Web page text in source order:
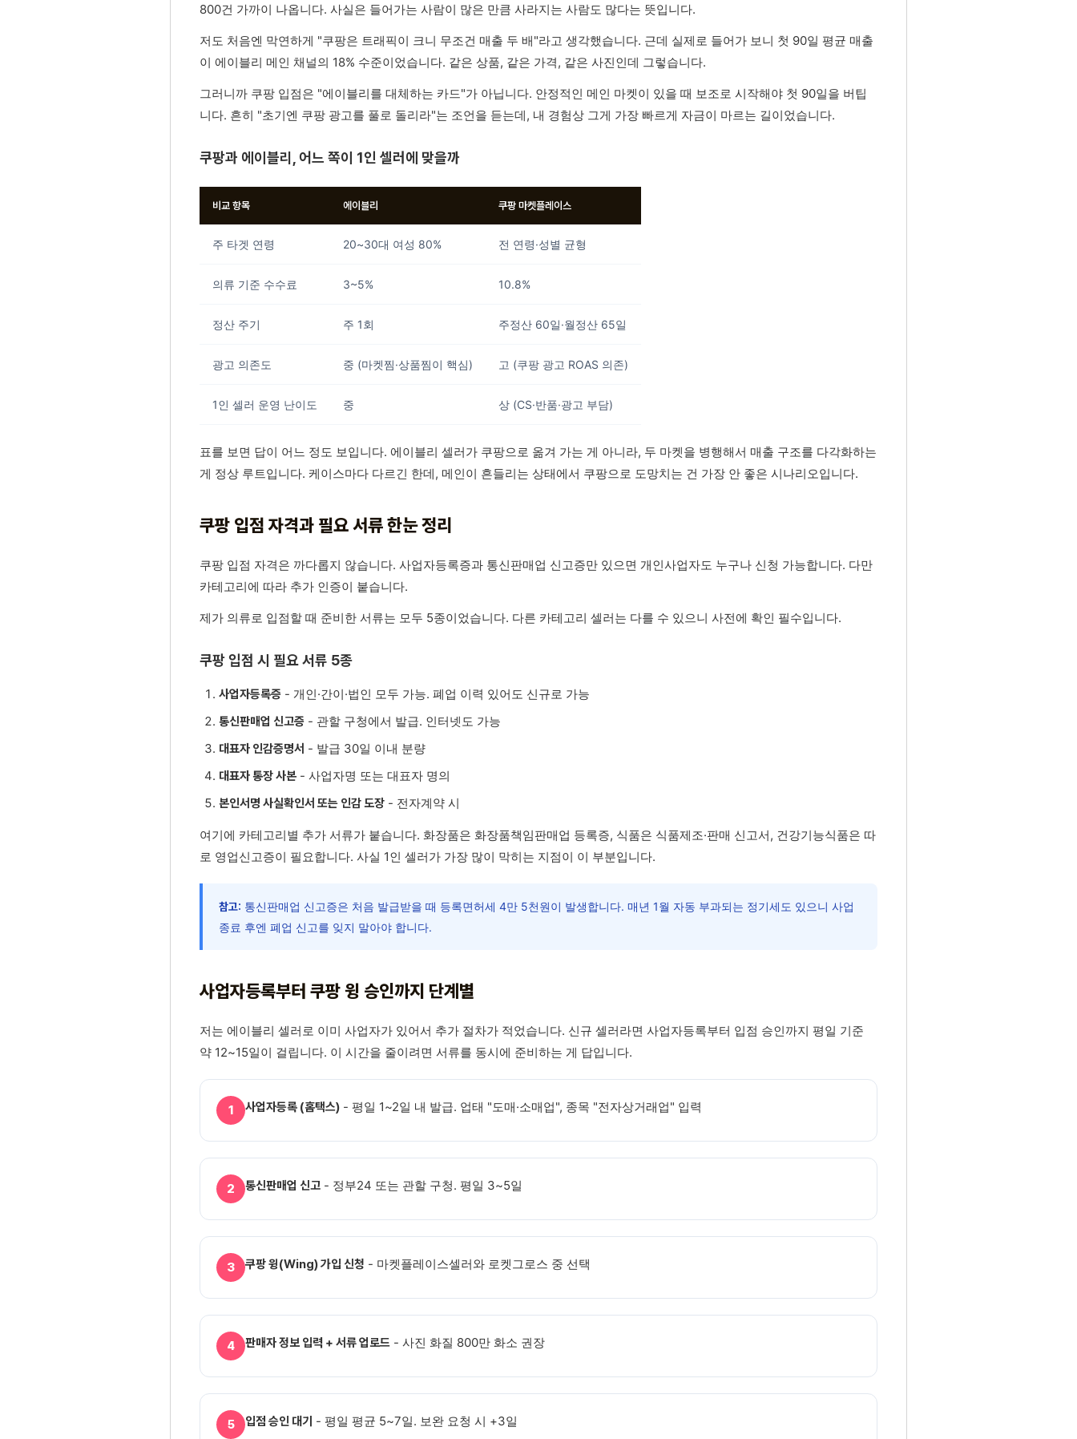
800건 가까이 나옵니다. 사실은 들어가는 사람이 많은 만큼 사라지는 사람도 많다는 뜻입니다.
저도 처음엔 막연하게 "쿠팡은 트래픽이 크니 무조건 매출 두 배"라고 생각했습니다. 근데 실제로 들어가 보니 첫 90일 평균 매출
이 에이블리 메인 채널의 18% 수준이었습니다. 같은 상품, 같은 가격, 같은 사진인데 그렇습니다.
그러니까 쿠팡 입점은 "에이블리를 대체하는 카드"가 아닙니다. 안정적인 메인 마켓이 있을 때 보조로 시작해야 첫 90일을 버팁
니다. 흔히 "초기엔 쿠팡 광고를 풀로 돌리라"는 조언을 듣는데, 내 경험상 그게 가장 빠르게 자금이 마르는 길이었습니다.
쿠팡과 에이블리, 어느 쪽이 1인 셀러에 맞을까
비교 항목 에이블리 쿠팡 마켓플레이스
주 타겟 연령 20~30대 여성 80% 전 연령·성별 균형
의류 기준 수수료 3~5% 10.8%
정산 주기 주 1회 주정산 60일·월정산 65일
광고 의존도 중 (마켓찜·상품찜이 핵심) 고 (쿠팡 광고 ROAS 의존)
1인 셀러 운영 난이도 중 상 (CS·반품·광고 부담)
표를 보면 답이 어느 정도 보입니다. 에이블리 셀러가 쿠팡으로 옮겨 가는 게 아니라, 두 마켓을 병행해서 매출 구조를 다각화하는
게 정상 루트입니다. 케이스마다 다르긴 한데, 메인이 흔들리는 상태에서 쿠팡으로 도망치는 건 가장 안 좋은 시나리오입니다.
쿠팡 입점 자격과 필요 서류 한눈 정리
쿠팡 입점 자격은 까다롭지 않습니다. 사업자등록증과 통신판매업 신고증만 있으면 개인사업자도 누구나 신청 가능합니다. 다만
카테고리에 따라 추가 인증이 붙습니다.
제가 의류로 입점할 때 준비한 서류는 모두 5종이었습니다. 다른 카테고리 셀러는 다를 수 있으니 사전에 확인 필수입니다.
쿠팡 입점 시 필요 서류 5종
사업자등록증 - 개인·간이·법인 모두 가능. 폐업 이력 있어도 신규로 가능
통신판매업 신고증 - 관할 구청에서 발급. 인터넷도 가능
대표자 인감증명서 - 발급 30일 이내 분량
대표자 통장 사본 - 사업자명 또는 대표자 명의
본인서명 사실확인서 또는 인감 도장 - 전자계약 시
여기에 카테고리별 추가 서류가 붙습니다. 화장품은 화장품책임판매업 등록증, 식품은 식품제조·판매 신고서, 건강기능식품은 따
로 영업신고증이 필요합니다. 사실 1인 셀러가 가장 많이 막히는 지점이 이 부분입니다.
참고: 통신판매업 신고증은 처음 발급받을 때 등록면허세 4만 5천원이 발생합니다. 매년 1월 자동 부과되는 정기세도 있으니 사업
종료 후엔 폐업 신고를 잊지 말아야 합니다.
사업자등록부터 쿠팡 윙 승인까지 단계별
저는 에이블리 셀러로 이미 사업자가 있어서 추가 절차가 적었습니다. 신규 셀러라면 사업자등록부터 입점 승인까지 평일 기준
약 12~15일이 걸립니다. 이 시간을 줄이려면 서류를 동시에 준비하는 게 답입니다.
1 사업자등록 (홈택스) - 평일 1~2일 내 발급. 업태 "도매·소매업", 종목 "전자상거래업" 입력
2 통신판매업 신고 - 정부24 또는 관할 구청. 평일 3~5일
3 쿠팡 윙(Wing) 가입 신청 - 마켓플레이스셀러와 로켓그로스 중 선택
4 판매자 정보 입력 + 서류 업로드 - 사진 화질 800만 화소 권장
5 입점 승인 대기 - 평일 평균 5~7일. 보완 요청 시 +3일